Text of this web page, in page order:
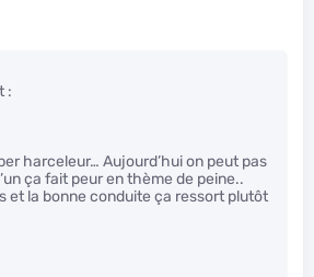
:
harceleur… Aujourd’hui on peut pas
ça fait peur en thème de peine..
et la bonne conduite ça ressort plutôt